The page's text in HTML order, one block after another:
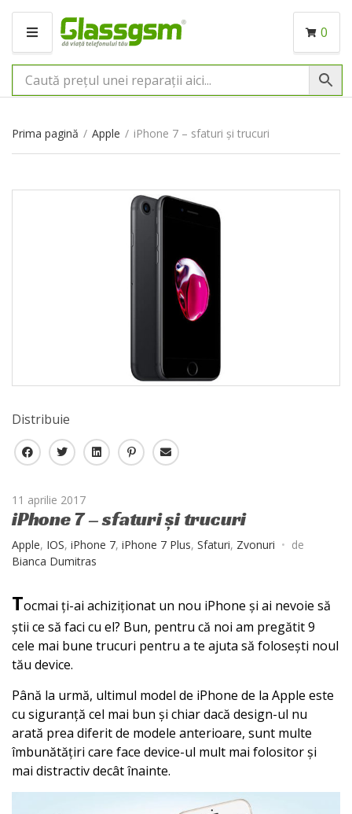
M
N
I
0
Prima pagină / Apple / iPhone 7 – sfaturi și trucuri
Distribuie
F
e
b
o
o
T
i
t
t
e
r
L
e
d
I
P
e
r
E
i
l
11 aprilie 2017
iPhone 7 – sfaturi și trucuri
Apple, IOS, iPhone 7, iPhone 7 Plus, Sfaturi, Zvonuri
de
Bianca Dumitras
Tocmai ți-ai achiziționat un nou iPhone și ai nevoie să
știi ce să faci cu el? Bun, pentru că noi am pregătit 9
cele mai bune trucuri pentru a te ajuta să folosești noul
tău device.
Până la urmă, ultimul model de iPhone de la Apple este
cu siguranță cel mai bun și chiar dacă design-ul nu
arată prea diferit de modele anterioare, sunt multe
îmbunătățiri care face device-ul mult mai folositor și
mai distractiv decât înainte.